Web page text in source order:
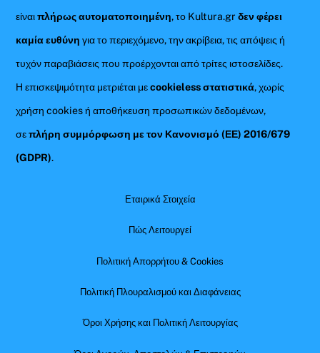
είναιπλήρως αυτοματοποιημένη, το Kultura.grδεν φέρει
καμία ευθύνη για το περιεχόμενο, την ακρίβεια, τις απόψεις ή
τυχόν παραβιάσεις που προέρχονται από τρίτες ιστοσελίδες.
Η επισκεψιμότητα μετριέται μεcookieless στατιστικά, χωρίς
χρήση cookies ή αποθήκευση προσωπικών δεδομένων,
σεπλήρη συμμόρφωση με τον Κανονισμό (ΕΕ) 2016/679
(GDPR).
Εταιρικά Στοιχεία
Πώς Λειτουργεί
Πολιτική Απορρήτου & Cookies
Πολιτική Πλουραλισμού και Διαφάνειας
Όροι Χρήσης και Πολιτική Λειτουργίας